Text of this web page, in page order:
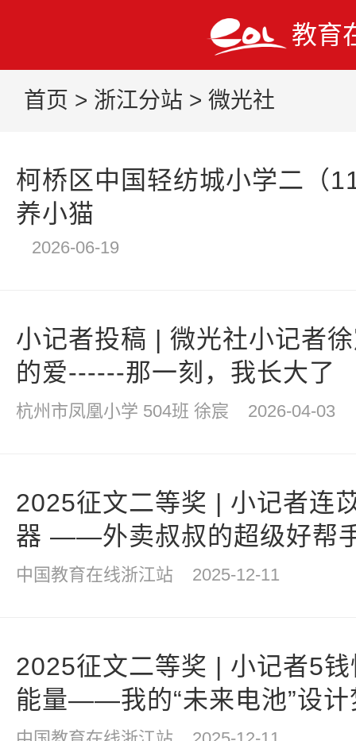
教育
首页 > 浙江分站 > 微光社
柯桥区中国轻纺城小学二（
养小猫
2026-06-19
小记者投稿 | 微光社小记者
的爱------那一刻，我长大了
杭州市凤凰小学 504班 徐宸 2026-04-03
2025征文二等奖 | 小记者连
器 ——外卖叔叔的超级好帮
中国教育在线浙江站 2025-12-11
2025征文二等奖 | 小记者5
能量——我的“未来电池”设计